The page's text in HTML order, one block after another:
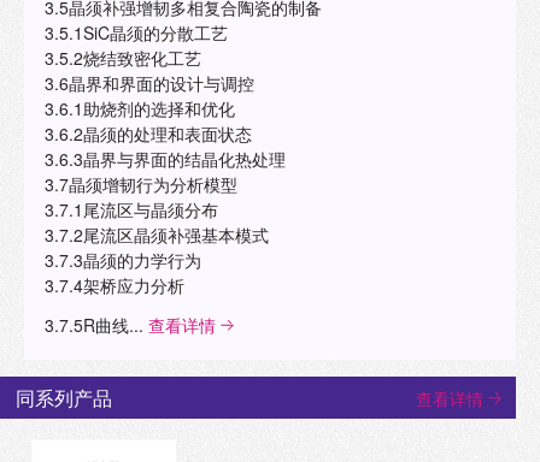
3.5晶须补强增韧多相复合陶瓷的制备
3.5.1SiC晶须的分散工艺
3.5.2烧结致密化工艺
3.6晶界和界面的设计与调控
3.6.1助烧剂的选择和优化
3.6.2晶须的处理和表面状态
3.6.3晶界与界面的结晶化热处理
3.7晶须增韧行为分析模型
3.7.1尾流区与晶须分布
3.7.2尾流区晶须补强基本模式
3.7.3晶须的力学行为
3.7.4架桥应力分析
3.7.5R曲线... 查看详情
同系列产品 查看详情